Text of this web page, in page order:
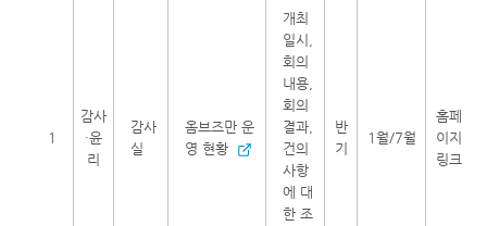
1
감사
·윤
리
감사
실
옴브즈만 운
영 현황
개최
일시,
회의
내용,
회의
결과,
건의
사항
에 대
한 조
반
기
1월/7월
홈페
이지
링크